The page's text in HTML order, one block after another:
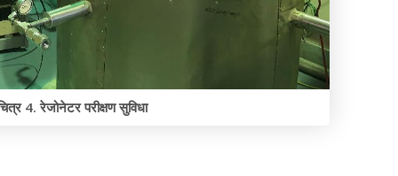
4. रेजोनेटर परीक्षण सुविधा